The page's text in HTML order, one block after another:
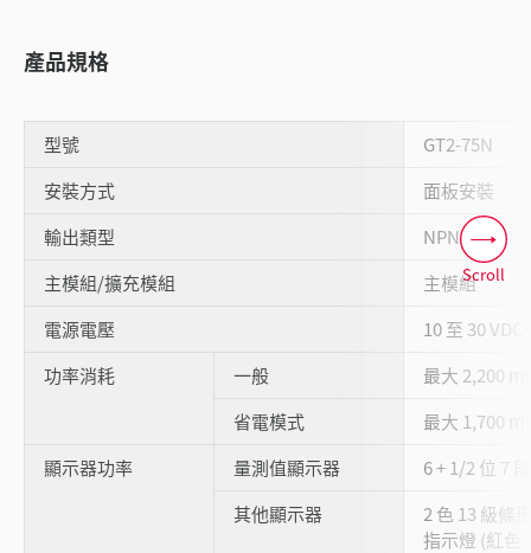
產品規格
型號
GT2-75N
安裝方式
面板安裝
輸出類型
NPN 輸出
主模組/擴充模組
主模組
電源電壓
10 至 30
功率消耗
一般
最大 2,200
省電模式
最大 1,700
顯示器功率
量測值顯示器
6 + 1/2 位 7
其他顯示器
2 色 13 級條
指示燈 (紅色
Scroll